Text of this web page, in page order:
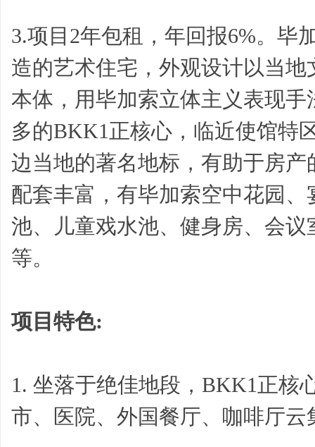
3.项目2年包租，年回报6%。毕
造的艺术住宅，外观设计以当
本体，用毕加索立体主义表现
多的BKK1正核心，临近使馆特
边当地的著名地标，有助于房
配套丰富，有毕加索空中花园
池、儿童戏水池、健身房、会
等。
项目特色:
1. 坐落于绝佳地段，BKK1正核
市、医院、外国餐厅、咖啡厅云